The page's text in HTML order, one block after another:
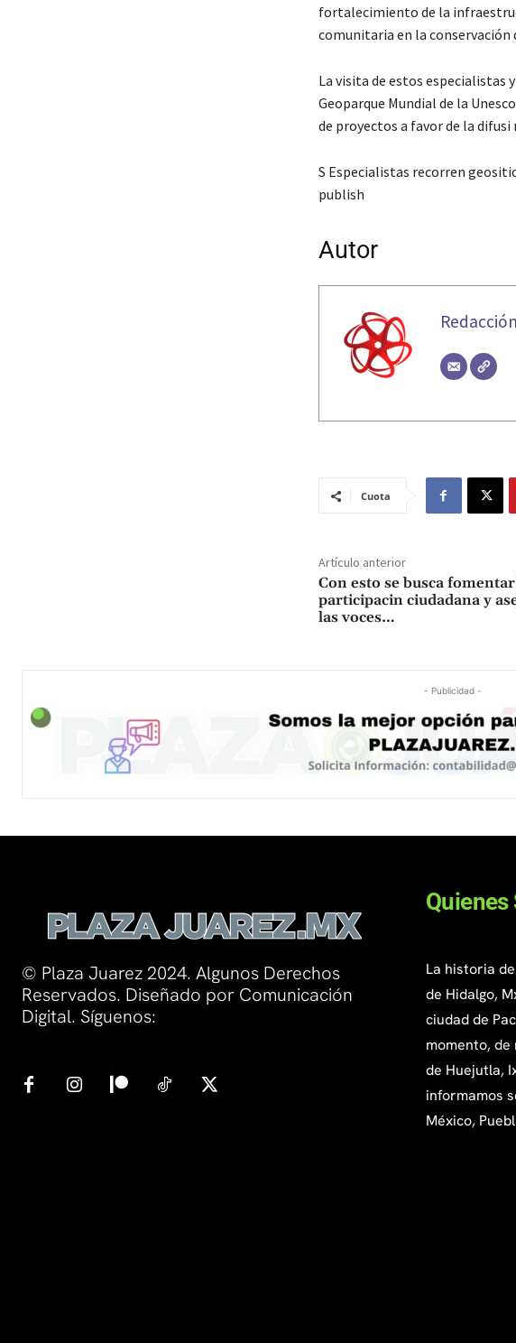
fortalecimiento de la
comunitaria en la
La visita de estos especialistas
Geoparque Mundial de la
de proyectos a favor de la
S Especialistas recorren
publish
Autor
Redacción
Cuota
Artículo anterior
Con esto se busca
participacin ciudadana y
las voces…
- Publicidad -
© Plaza Juarez 2024. Algunos Derechos
Reservados. Diseñado por Comunicación
Digital. Síguenos:
Quienes
La historia
de Hidalgo,
ciudad de
momento,
de Huejutla,
informamos
México,